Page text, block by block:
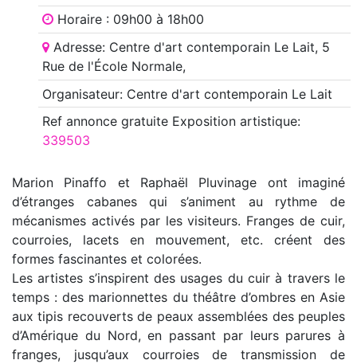
Horaire : 09h00 à 18h00
Adresse: Centre d'art contemporain Le Lait, 5
Rue de l'École Normale,
Organisateur: Centre d'art contemporain Le Lait
Ref annoncegratuite Exposition artistique:
339503
Marion Pinaffo et Raphaël Pluvinage ont imaginé
d’étranges cabanes qui s’animent au rythme de
mécanismes activés par les visiteurs. Franges de cuir,
courroies, lacets en mouvement, etc. créent des
formes fascinantes et colorées.
Les artistes s’inspirent des usages du cuir à travers le
temps : des marionnettes du théâtre d’ombres en Asie
aux tipis recouverts de peaux assemblées des peuples
d’Amérique du Nord, en passant par leurs parures à
franges, jusqu’aux courroies de transmission de